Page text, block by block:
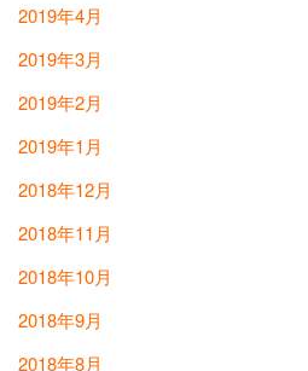
2019年4月
2019年3月
2019年2月
2019年1月
2018年12月
2018年11月
2018年10月
2018年9月
2018年8月